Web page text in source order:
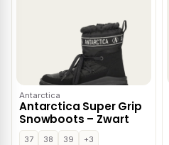
Antarctica
Antarctica Super Grip
Snowboots – Zwart
37 38 39
+3